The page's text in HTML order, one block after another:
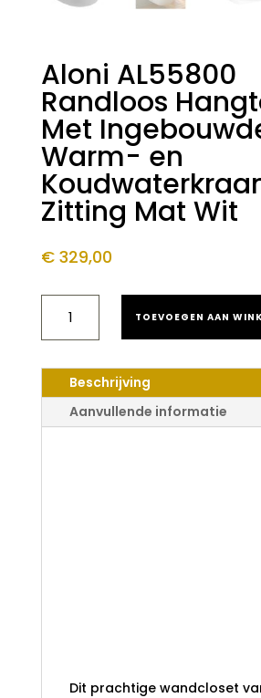
Aloni AL55800
Randloos
Met
Warm- en
Zitting Mat Wit
€329,00
AL55800
RANDLOOS
MET
INGEBOUWDE
WARM-
EN
TOEVOEGEN AAN
Beschrijving
Aanvullende informatie
Dit prachtige wandcloset